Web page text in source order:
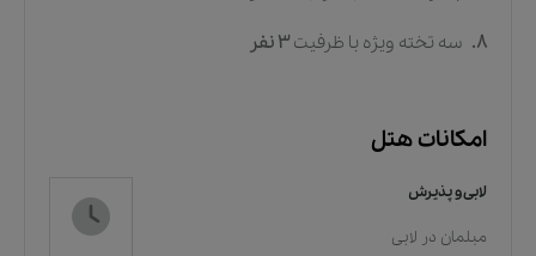
8. سه تخته ویژه با ظرفیت 3 نفر
امکانات هتل
لابی و پذیرش
مبلمان در لابی